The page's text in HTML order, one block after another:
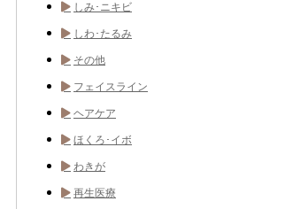
しみ･ニキビ
しわ･たるみ
その他
フェイスライン
ヘアケア
ほくろ･イボ
わきが
再生医療